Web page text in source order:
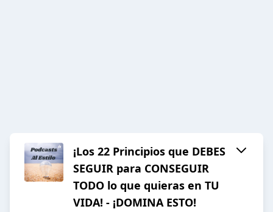
¡Los 22 Principios que DEBES
SEGUIR para CONSEGUIR
TODO lo que quieras en TU
VIDA! - ¡DOMINA ESTO!